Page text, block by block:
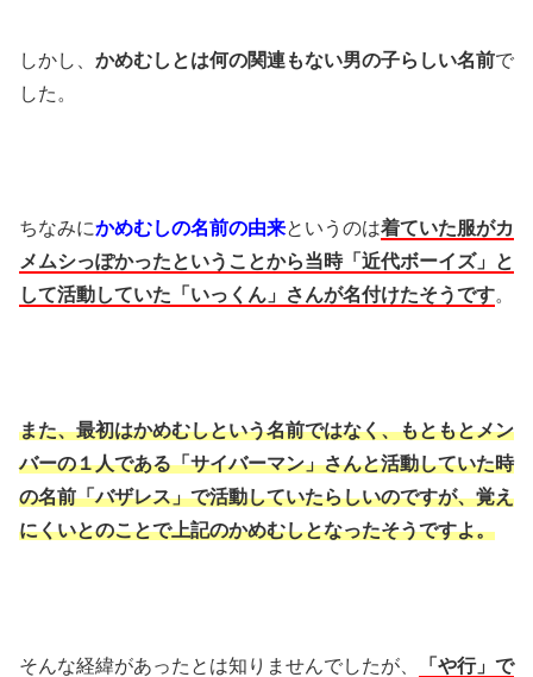
しかし、 かめむしとは何の関連もない男の子らしい名前で
した。
ちなみにかめむしの名前の由来というのは着ていた服がカ
メムシっぽかったということから当時「近代ボーイズ」と
して活動していた「いっくん」さんが名付けたそうです。
また、最初はかめむしという名前ではなく、もともとメン
バーの１人である「サイバーマン」さんと活動していた時
の名前「バザレス」で活動していたらしいのですが、覚え
にくいとのことで上記のかめむしとなったそうですよ。
そんな経緯があったとは知りませんでしたが、
「や行」で